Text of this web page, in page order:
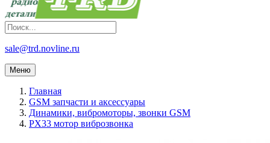
sale@trd.novline.ru
Меню
Главная
GSM запчасти и аксессуары
Динамики, вибромоторы, звонки GSM
PX33 мотор виброзвонка